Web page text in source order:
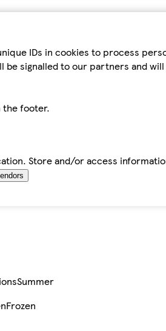
IDs in cookies to process
be signalled to our partners and
the footer.
Store and/or access
Summer
Frozen